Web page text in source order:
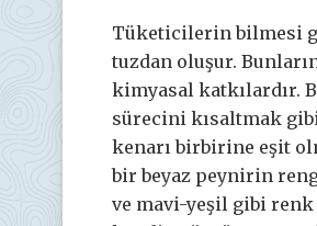
Tüketicilerin bilmesi
tuzdan oluşur.
kimyasal katkılardır.
sürecini kısaltmak
kenarı birbirine eşit
bir beyaz peynirin
ve mavi-yeşil gibi